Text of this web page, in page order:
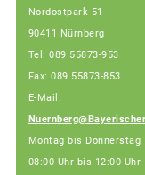
Nordostpark 51
90411 Nürnberg
Tel: 089 55873-953
Fax: 089 55873-853
E-Mail:
Montag bis Donnerstag
08:00 Uhr bis 12:00 Uhr